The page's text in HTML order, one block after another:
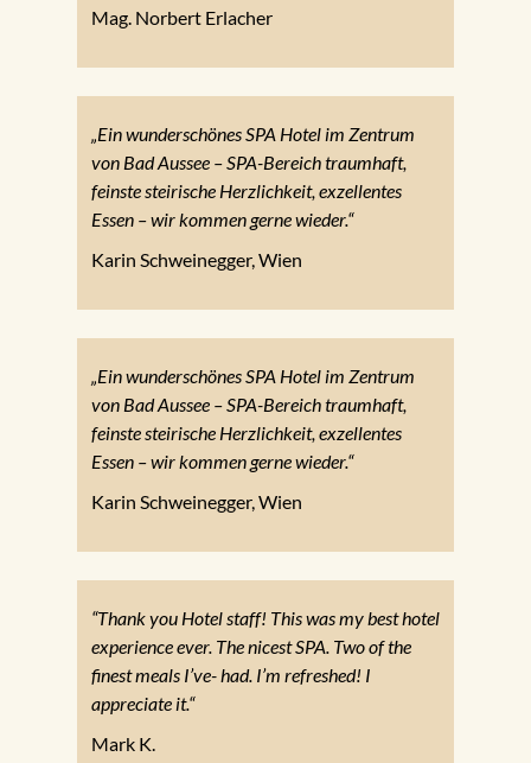
Mag. Norbert Erlacher
„Ein wunderschönes SPA Hotel im Zentrum
von Bad Aussee – SPA-Bereich traumhaft,
feinste steirische Herzlichkeit, exzellentes
Essen – wir kommen gerne wieder.“
Karin Schweinegger, Wien
„Ein wunderschönes SPA Hotel im Zentrum
von Bad Aussee – SPA-Bereich traumhaft,
feinste steirische Herzlichkeit, exzellentes
Essen – wir kommen gerne wieder.“
Karin Schweinegger, Wien
“Thank you Hotel staff! This was my best hotel
experience ever. The nicest SPA. Two of the
finest meals I’ve- had. I’m refreshed! I
appreciate it.“
Mark K.